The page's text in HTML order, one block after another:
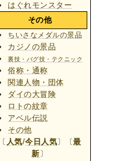
はぐれモンスター
その他
ちいさなメダルの景品
カジノの景品
裏技・バグ技・テクニック
俗称・通称
関連人物・団体
ダイの大冒険
ロトの紋章
アベル伝説
その他
〔 人気/今日人気〕〔最
新 〕